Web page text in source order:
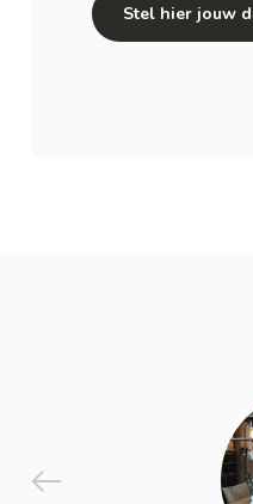
Stel hier jouw